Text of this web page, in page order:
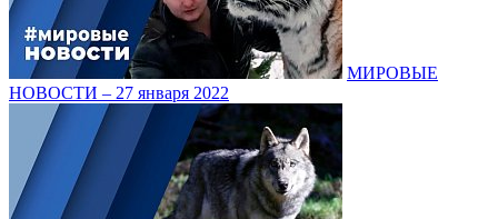
МИРОВЫЕ
НОВОСТИ – 27 января 2022